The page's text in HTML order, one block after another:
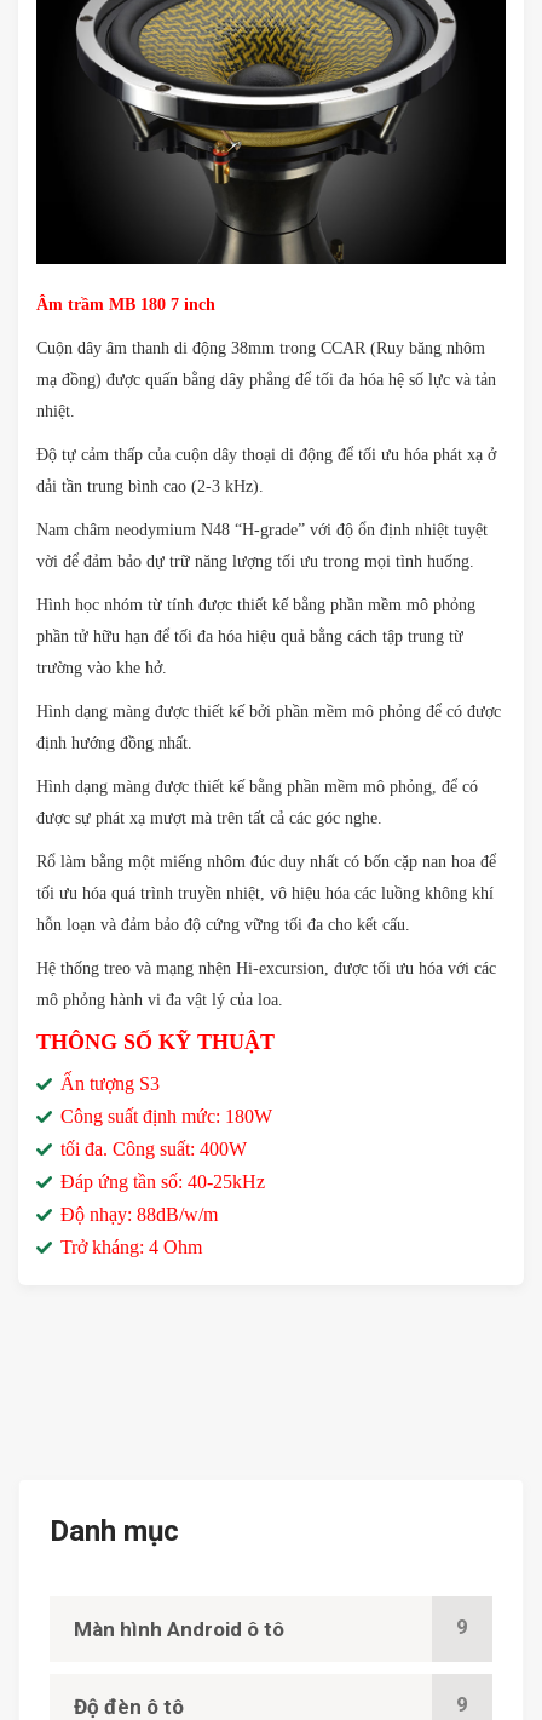
Âm trầm MB 180 7 inch
Cuộn dây âm thanh di động 38mm trong CCAR (Ruy băng nhôm
mạ đồng) được quấn bằng dây phẳng để tối đa hóa hệ số lực và tản
nhiệt.
Độ tự cảm thấp của cuộn dây thoại di động để tối ưu hóa phát xạ ở
dải tần trung bình cao (2-3 kHz).
Nam châm neodymium N48 “H-grade” với độ ổn định nhiệt tuyệt
vời để đảm bảo dự trữ năng lượng tối ưu trong mọi tình huống.
Hình học nhóm từ tính được thiết kế bằng phần mềm mô phỏng
phần tử hữu hạn để tối đa hóa hiệu quả bằng cách tập trung từ
trường vào khe hở.
Hình dạng màng được thiết kế bởi phần mềm mô phỏng để có được
định hướng đồng nhất.
Hình dạng màng được thiết kế bằng phần mềm mô phỏng, để có
được sự phát xạ mượt mà trên tất cả các góc nghe.
Rổ làm bằng một miếng nhôm đúc duy nhất có bốn cặp nan hoa để
tối ưu hóa quá trình truyền nhiệt, vô hiệu hóa các luồng không khí
hỗn loạn và đảm bảo độ cứng vững tối đa cho kết cấu.
Hệ thống treo và mạng nhện Hi-excursion, được tối ưu hóa với các
mô phỏng hành vi đa vật lý của loa.
THÔNG SỐ KỸ THUẬT
Ấn tượng S3
Công suất định mức: 180W
tối đa. Công suất: 400W
Đáp ứng tần số: 40-25kHz
Độ nhạy: 88dB/w/m
Trở kháng: 4 Ohm
Danh mục
Màn hình Android ô tô 9
Độ đèn ô tô 9